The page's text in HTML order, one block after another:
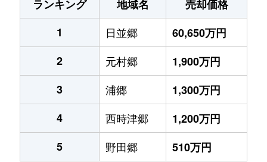
ランキング
地域名
売却価格
1
日並郷
60,650万円
2
元村郷
1,900万円
3
浦郷
1,300万円
4
西時津郷
1,200万円
5
野田郷 510万円